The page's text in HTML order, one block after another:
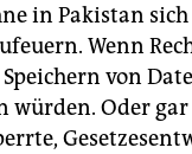
in Pakistan
Wenn
von
würden. Oder